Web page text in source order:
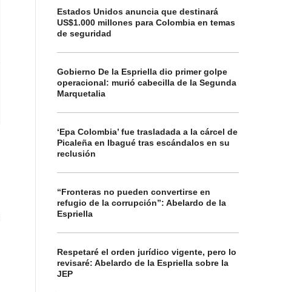
Estados Unidos anuncia que destinará
US$1.000 millones para Colombia en temas
de seguridad
Gobierno De la Espriella dio primer golpe
operacional: murió cabecilla de la Segunda
Marquetalia
‘Epa Colombia’ fue trasladada a la cárcel de
Picaleña en Ibagué tras escándalos en su
reclusión
“Fronteras no pueden convertirse en
refugio de la corrupción”: Abelardo de la
Espriella
Respetaré el orden jurídico vigente, pero lo
revisaré: Abelardo de la Espriella sobre la
JEP